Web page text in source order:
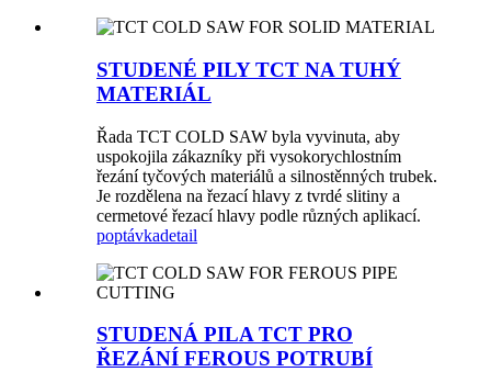
STUDENÉ PILY TCT NA TUHÝ
MATERIÁL
Řada TCT COLD SAW byla vyvinuta, aby
uspokojila zákazníky při vysokorychlostním
řezání tyčových materiálů a silnostěnných trubek.
Je rozdělena na řezací hlavy z tvrdé slitiny a
cermetové řezací hlavy podle různých aplikací.
poptávkadetail
STUDENÁ PILA TCT PRO
ŘEZÁNÍ FEROUS POTRUBÍ